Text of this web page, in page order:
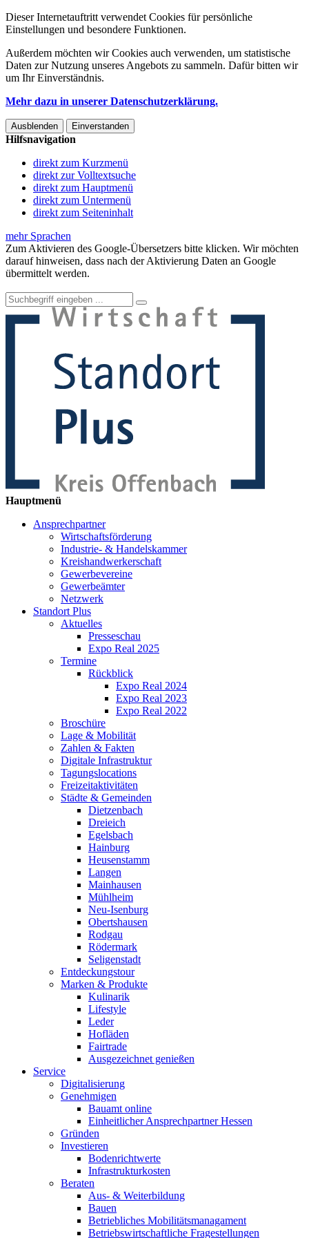
Dieser Internetauftritt verwendet Cookies für persönliche
Einstellungen und besondere Funktionen.
Außerdem möchten wir Cookies auch verwenden, um statistische
Daten zur Nutzung unseres Angebots zu sammeln. Dafür bitten wir
um Ihr Einverständnis.
Mehr dazu in unserer Datenschutzerklärung.
Ausblenden Einverstanden
Hilfsnavigation
direkt zum Kurzmenü
direkt zur Volltextsuche
direkt zum Hauptmenü
direkt zum Untermenü
direkt zum Seiteninhalt
mehr Sprachen
Zum Aktivieren des Google-Übersetzers bitte klicken. Wir möchten
darauf hinweisen, dass nach der Aktivierung Daten an Google
übermittelt werden.
Hauptmenü
Ansprechpartner
Wirtschaftsförderung
Industrie- & Handelskammer
Kreishandwerkerschaft
Gewerbevereine
Gewerbeämter
Netzwerk
Standort Plus
Aktuelles
Presseschau
Expo Real 2025
Termine
Rückblick
Expo Real 2024
Expo Real 2023
Expo Real 2022
Broschüre
Lage & Mobilität
Zahlen & Fakten
Digitale Infrastruktur
Tagungslocations
Freizeitaktivitäten
Städte & Gemeinden
Dietzenbach
Dreieich
Egelsbach
Hainburg
Heusenstamm
Langen
Mainhausen
Mühlheim
Neu-Isenburg
Obertshausen
Rodgau
Rödermark
Seligenstadt
Entdeckungstour
Marken & Produkte
Kulinarik
Lifestyle
Leder
Hofläden
Fairtrade
Ausgezeichnet genießen
Service
Digitalisierung
Genehmigen
Bauamt online
Einheitlicher Ansprechpartner Hessen
Gründen
Investieren
Bodenrichtwerte
Infrastrukturkosten
Beraten
Aus- & Weiterbildung
Bauen
Betriebliches Mobilitätsmanagament
Betriebswirtschaftliche Fragestellungen